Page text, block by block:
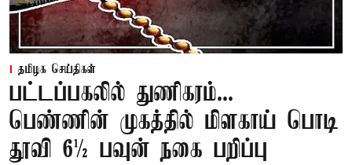
தமிழக செய்திகள்
பட்டப்பகலில் துணிகரம்...
பெண்ணின் முகத்தில் மிளகாய் பொடி
தூவி 6½ பவுன் நகை பறிப்பு